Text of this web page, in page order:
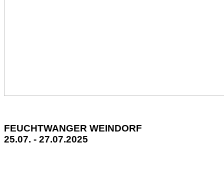
FEUCHTWANGER WEINDORF
25.07. - 27.07.2025